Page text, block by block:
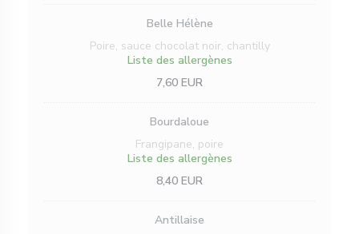
Belle Hélène
Poire, sauce chocolat noir, chantilly
Liste des allergènes
7,60 EUR
Bourdaloue
Frangipane, poire
Liste des allergènes
8,40 EUR
Antillaise